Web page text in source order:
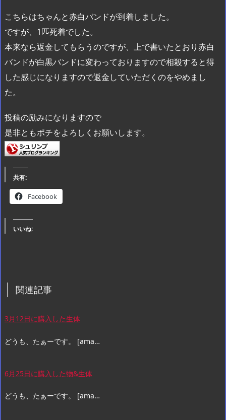
こちらはちゃんと赤白バンドが到着しました。
ですが、1匹死着でした。
本来なら返金してもらうのですが、上で書いたとおり赤白
バンドが白黒バンドに変わっておりますので相殺すると得
した感じになりますので返金していただくのをやめまし
た。
投稿の励みになりますので
是非ともポチをよろしくお願いします。
共有:
Facebook
いいね:
関連記事
3月12日に購入した生体
どうも、たぁーです。 [ama…
6月25日に購入した物&生体
どうも、たぁーです。 [ama…